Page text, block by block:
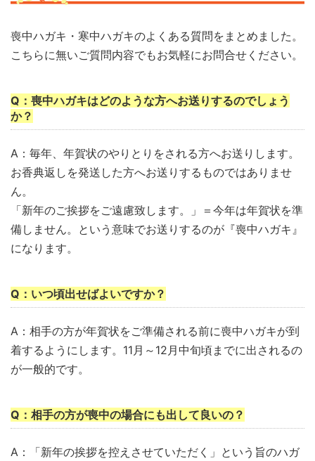
喪中ハガキ・寒中ハガキのよくある質問をまとめました。
こちらに無いご質問内容でもお気軽にお問合せください。
Q：喪中ハガキはどのような方へお送りするのでしょう
か？
A：毎年、年賀状のやりとりをされる方へお送りします。
お香典返しを発送した方へお送りするものではありませ
ん。
「新年のご挨拶をご遠慮致します。」＝今年は年賀状を準
備しません。という意味でお送りするのが『喪中ハガキ』
になります。
Q：いつ頃出せばよいですか？
A：相手の方が年賀状をご準備される前に喪中ハガキが到
着するようにします。11月～12月中旬頃までに出されるの
が一般的です。
Q：相手の方が喪中の場合にも出して良いの？
A：「新年の挨拶を控えさせていただく」という旨のハガ